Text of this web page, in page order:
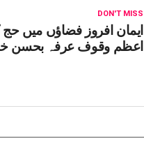
DON'T MISS
ایمان افروز فضاؤں میں
اعظم وقوف عرفہ بحسن